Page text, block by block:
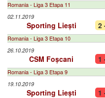
Romania - Liga 3 Etapa 11
02.11.2019
Sporting Liești 2
Romania - Liga 3 Etapa 10
26.10.2019
CSM Foșcani 1
Romania - Liga 3 Etapa 9
19.10.2019
Sporting Liești 1